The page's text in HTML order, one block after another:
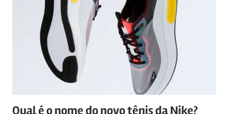
Qual é o nome do novo tênis da Nike?